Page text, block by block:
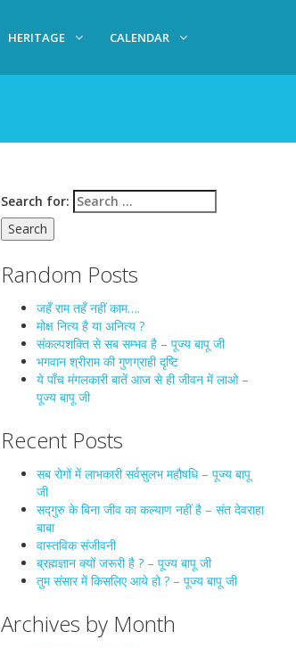
HERITAGE CALENDAR
Search for:
Random Posts
जहँ राम तहँ नहीं काम….
मोक्ष नित्य है या अनित्य ?
संकल्पशक्ति से सब सम्भव है – पूज्य बापू जी
भगवान श्रीराम की गुणग्राही दृष्टि
ये पाँच मंगलकारी बातें आज से ही जीवन में लाओ –
पूज्य बापू जी
Recent Posts
सब रोगों में लाभकारी सर्वसुलभ महौषधि – पूज्य बापू
जी
सद्गुरु के बिना जीव का कल्याण नहीं है – संत देवराहा
बाबा
वास्तविक संजीवनी
ब्रह्मज्ञान क्यों जरूरी है ? – पूज्य बापू जी
तुम संसार में किसलिए आये हो ? – पूज्य बापू जी
Archives by Month